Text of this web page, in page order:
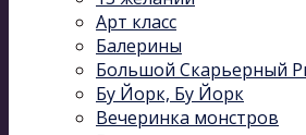
Арт класс
Балерины
Большой Скарьерный
Бу Йорк, Бу Йорк
Вечеринка монстров